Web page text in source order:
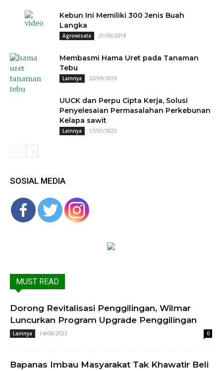
Kebun Ini Memiliki 300 Jenis Buah
Langka
Agrowisata 21/09/2019
Membasmi Hama Uret pada Tanaman
Tebu
Lainnya 22/09/2019
UUCK dan Perpu Cipta Kerja, Solusi
Penyelesaian Permasalahan Perkebunan
Kelapa sawit
Lainnya 17/01/2023
SOSIAL MEDIA
MUST READ
Dorong Revitalisasi Penggilingan, Wilmar
Luncurkan Program Upgrade Penggilingan
Lainnya 14/08/2023 0
Bapanas Imbau Masyarakat Tak Khawatir Beli